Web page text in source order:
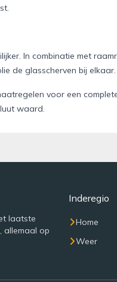
In combinatie met
de glasscherven bij elkaar.
voor een
waard.
laatste
allemaal op
Inderegio
Home
Weer